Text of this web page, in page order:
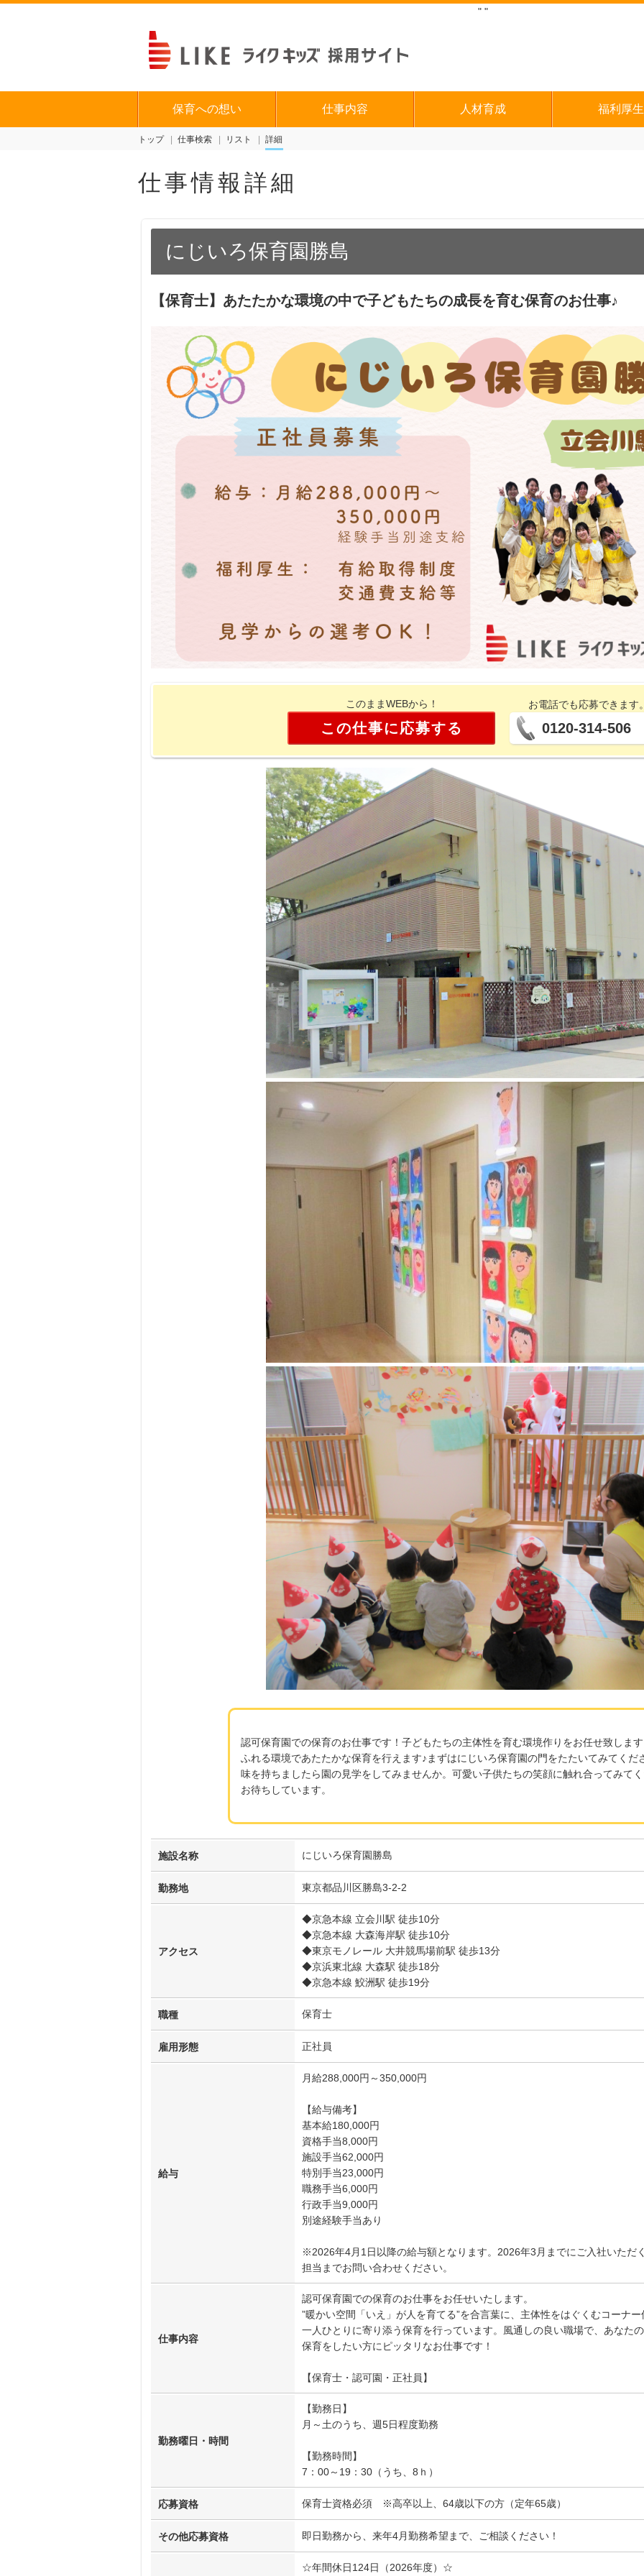
" "
保育への想い 仕事内容 人材育成 福利厚生
トップ 仕事検索 リスト 詳細
仕事情報詳細
にじいろ保育園勝島
【保育士】あたたかな環境の中で子どもたちの成長を育む保育のお仕事♪
このままWEBから！
この仕事に応募する
お電話でも応募できます
0120-314-506
認可保育園での保育のお仕事です！子どもたちの主体性を育む環境作りをお任せ致しま
ふれる環境であたたかな保育を行えます♪まずはにじいろ保育園の門をたたいてみてくだ
味を持ちましたら園の見学をしてみませんか。可愛い子供たちの笑顔に触れ合ってみて
お待ちしています。
施設名称 にじいろ保育園勝島
勤務地 東京都品川区勝島3-2-2
アクセス
◆京急本線 立会川駅 徒歩10分
◆京急本線 大森海岸駅 徒歩10分
◆東京モノレール 大井競馬場前駅 徒歩13分
◆京浜東北線 大森駅 徒歩18分
◆京急本線 鮫洲駅 徒歩19分
職種 保育士
雇用形態 正社員
給与
月給288,000円～350,000円
【給与備考】
基本給180,000円
資格手当8,000円
施設手当62,000円
特別手当23,000円
職務手当6,000円
行政手当9,000円
別途経験手当あり
※2026年4月1日以降の給与額となります。2026年3月までにご入社いただ
担当までお問い合わせください。
仕事内容
認可保育園での保育のお仕事をお任せいたします。
”暖かい空間「いえ」が人を育てる”を合言葉に、主体性をはぐくむコーナ
一人ひとりに寄り添う保育を行っています。風通しの良い職場で、あなた
保育をしたい方にピッタリなお仕事です！
【保育士・認可園・正社員】
勤務曜日・時間
【勤務日】
月～土のうち、週5日程度勤務
【勤務時間】
7：00～19：30（うち、8ｈ）
応募資格 保育士資格必須 ※高卒以上、64歳以下の方（定年65歳）
その他応募資格 即日勤務から、来年4月勤務希望まで、ご相談ください！
☆年間休日124日（2026年度）☆